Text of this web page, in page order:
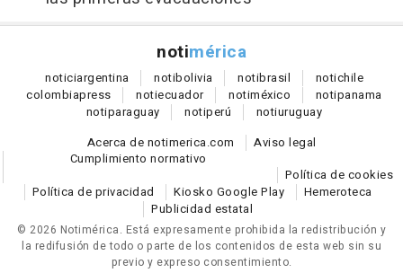
notimérica
noticiargentina notibolivia notibrasil notichile
colombiapress notiecuador notiméxico notipanama
notiparaguay notiperú notiuruguay
Acerca de notimerica.com
Aviso legal
Cumplimiento normativo
Política de cookies
Política de privacidad
Kiosko Google Play
Hemeroteca
Publicidad estatal
© 2026 Notimérica. Está expresamente prohibida la redistribución y
la redifusión de todo o parte de los contenidos de esta web sin su
previo y expreso consentimiento.